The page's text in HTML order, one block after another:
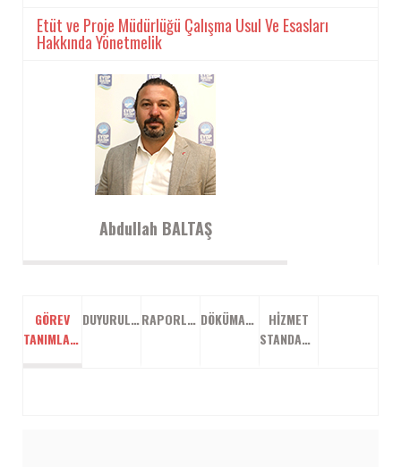
Etüt ve Proje Müdürlüğü Çalışma Usul Ve Esasları
Hakkında Yönetmelik
Abdullah BALTAŞ
GÖREV
TANIMLARI
DUYURULAR RAPORLAR DÖKÜMANLAR
HIZMET
STANDARTLARI